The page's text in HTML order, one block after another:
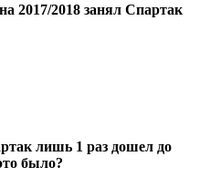
2017/2018 занял Спартак
лишь 1 раз дошел до
было?